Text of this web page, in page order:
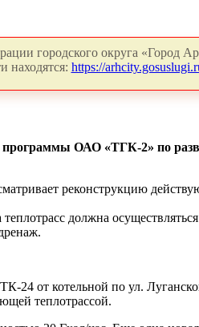
городского округа «Город
находятся: https://
программы ОАО «ТГК-2» по
реконструкцию
должна
24 от котельной по ул.
теплотрассой.